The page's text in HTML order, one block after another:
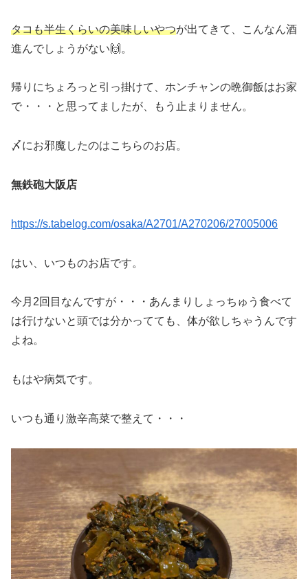
タコも半生くらいの美味しいやつが出てきて、こんなん酒
進んでしょうがない🙌。
帰りにちょろっと引っ掛けて、ホンチャンの晩御飯はお家
で・・・と思ってましたが、もう止まりません。
〆にお邪魔したのはこちらのお店。
無鉄砲大阪店
https://s.tabelog.com/osaka/A2701/A270206/27005006
はい、いつものお店です。
今月2回目なんですが・・・あんまりしょっちゅう食べて
は行けないと頭では分かってても、体が欲しちゃうんです
よね。
もはや病気です。
いつも通り激辛高菜で整えて・・・